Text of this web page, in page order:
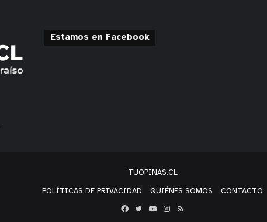
Estamos en Facebook
TUOPINAS.CL
POLÍTICAS DE PRIVACIDAD QUIÉNES SOMOS CONTACTO